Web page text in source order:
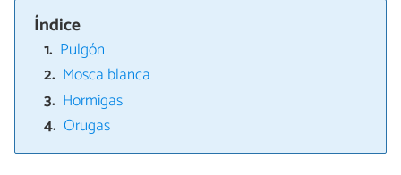
Índice
Pulgón
Mosca blanca
Hormigas
Orugas